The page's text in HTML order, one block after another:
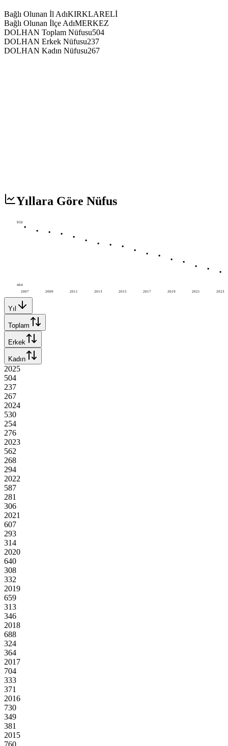
Bağlı Olunan İl AdıKIRKLARELİ
Bağlı Olunan İlçe AdıMERKEZ
DOLHAN Toplam Nüfusu504
DOLHAN Erkek Nüfusu237
DOLHAN Kadın Nüfusu267
Yıllara Göre Nüfus
2007 2009 2011 2013 2015 2017 2019 2021 2023
950
464
Yıl
Toplam
Erkek
Kadın
2025
504
237
267
2024
530
254
276
2023
562
268
294
2022
587
281
306
2021
607
293
314
2020
640
308
332
2019
659
313
346
2018
688
324
364
2017
704
333
371
2016
730
349
381
2015
760